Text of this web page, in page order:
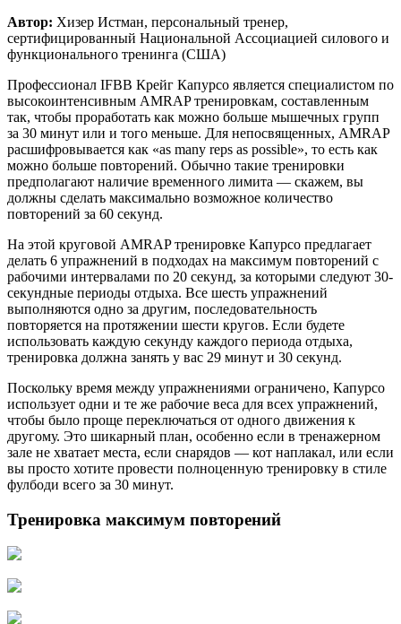
Автор: Хизер Истман, персональный тренер,
сертифицированный Национальной Ассоциацией силового и
функционального тренинга (США)
Профессионал IFBB Крейг Капурсо является специалистом по
высокоинтенсивным AMRAP тренировкам, составленным
так, чтобы проработать как можно больше мышечных групп
за 30 минут или и того меньше. Для непосвященных, AMRAP
расшифровывается как «as many reps as possible», то есть как
можно больше повторений. Обычно такие тренировки
предполагают наличие временного лимита — скажем, вы
должны сделать максимально возможное количество
повторений за 60 секунд.
На этой круговой AMRAP тренировке Капурсо предлагает
делать 6 упражнений в подходах на максимум повторений с
рабочими интервалами по 20 секунд, за которыми следуют 30-
секундные периоды отдыха. Все шесть упражнений
выполняются одно за другим, последовательность
повторяется на протяжении шести кругов. Если будете
использовать каждую секунду каждого периода отдыха,
тренировка должна занять у вас 29 минут и 30 секунд.
Поскольку время между упражнениями ограничено, Капурсо
использует одни и те же рабочие веса для всех упражнений,
чтобы было проще переключаться от одного движения к
другому. Это шикарный план, особенно если в тренажерном
зале не хватает места, если снарядов — кот наплакал, или если
вы просто хотите провести полноценную тренировку в стиле
фулбоди всего за 30 минут.
Тренировка максимум повторений